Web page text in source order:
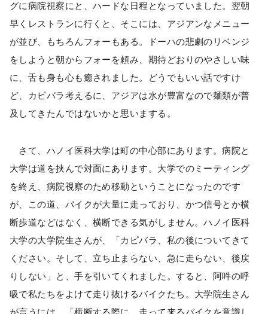
グに病院視察にと、ハードな日程となっていました。翌朝
早くレストランに行くと、そこには、アジアンなメニュー
が並び、もちろんフォーもある。ドーハの悲劇のリベンジ
をしようと朝からフォーを頼み、期待どおりのやさしい味
に、舌も身も心も癒されました。どうでもいい話ですけ
ど、カピバラ考えるに、アジアは水が豊富なので麺類が普
及してきたんではないかと思いまする。
さて、ハノイ医科大学は町の中心部にあります。病院と
大学は道を挟んで対面にあります。大学でのミーティング
を終え、病院視察のため移動ということになったのです
が、この道、バイクが大量に走っており、かつ信号とか横
断歩道などはなく、横断できる気がしません。ハノイ医科
大学の大学院生さんが、「カピバラ、私の後についてきて
ください。そして、立ち止まらない、急に走らない、後戻
りしない」と、手を引いてくれました。すると、阿吽の呼
吸で私たちをよけて走り抜けるバイクたち。大学院生さん